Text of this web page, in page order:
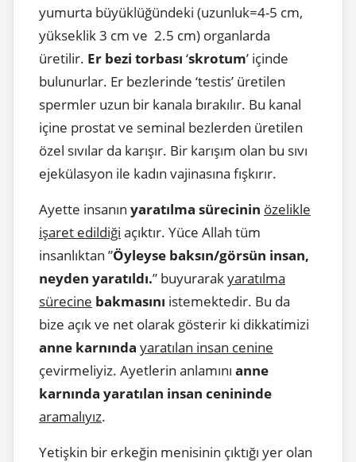
yumurta büyüklüğündeki (uzunluk=4-5 cm,
yükseklik 3 cm ve 2.5 cm) organlarda
üretilir. Er bezi torbası ‘skrotum’ içinde
bulunurlar. Er bezlerinde ‘testis’ üretilen
spermler uzun bir kanala bırakılır. Bu kanal
içine prostat ve seminal bezlerden üretilen
özel sıvılar da karışır. Bir karışım olan bu sıvı
ejekülasyon ile kadın vajinasına fışkırır.
Ayette insanın yaratılma sürecinin özelikle
işaret edildiği açıktır. Yüce Allah tüm
insanlıktan ”Öyleyse baksın/görsün insan,
neyden yaratıldı.” buyurarakyaratılma
sürecine bakmasını istemektedir. Bu da
bize açık ve net olarak gösterir ki dikkatimizi
anne karnında yaratılan insan cenine
çevirmeliyiz. Ayetlerin anlamını anne
karnında yaratılan insan cenininde
aramalıyız.
Yetişkin bir erkeğin menisinin çıktığı yer olan